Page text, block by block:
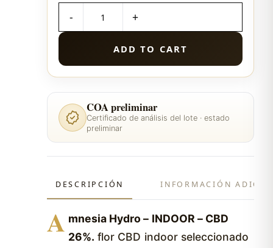
ADD TO CART
COA preliminar
Certificado de análisis del lote · estado
preliminar
DESCRIPCIÓN INFORMACIÓN
A mnesia Hydro – INDOOR – CBD
26%. flor CBD indoor seleccionado